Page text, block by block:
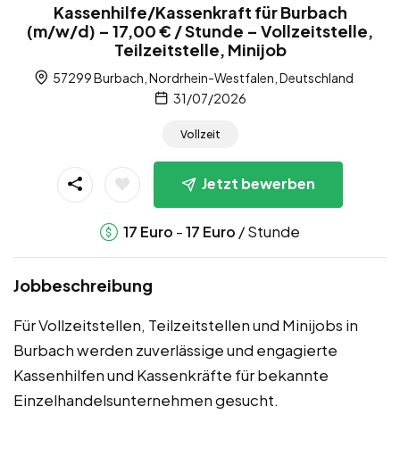
Kassenhilfe/Kassenkraft für Burbach
(m/w/d) – 17,00 € / Stunde – Vollzeitstelle,
Teilzeitstelle, Minijob
57299 Burbach, Nordrhein-Westfalen, Deutschland
31/07/2026
Vollzeit
Jetzt bewerben
17 Euro -17 Euro / Stunde
Jobbeschreibung
Für Vollzeitstellen, Teilzeitstellen und Minijobs in
Burbach werden zuverlässige und engagierte
Kassenhilfen und Kassenkräfte für bekannte
Einzelhandelsunternehmen gesucht.